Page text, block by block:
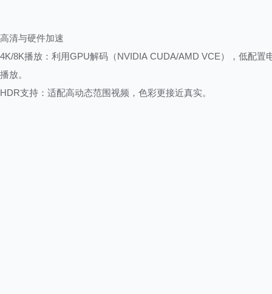
高清与硬件加速
4K/8K播放：利用GPU解码（NVIDIA CUDA/AMD VCE），低配置
播放。
HDR支持：适配高动态范围视频，色彩更接近真实。